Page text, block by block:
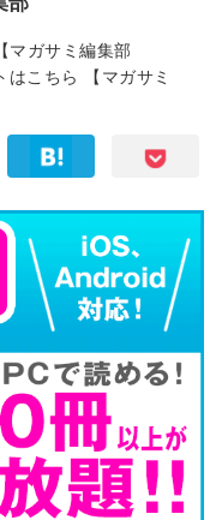
【マガサミ編集部
はこちら
【マガサミ